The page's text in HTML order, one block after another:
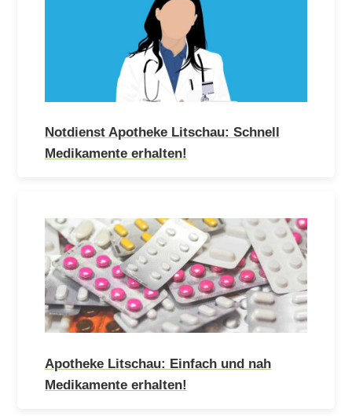
Notdienst Apotheke Litschau: Schnell
Medikamente erhalten!
Apotheke Litschau: Einfach und nah
Medikamente erhalten!